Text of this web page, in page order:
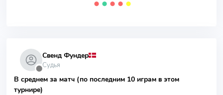
⬤ ⬤ ⬤ ⬤ ⬤
⬤
Свенд Фундер
Судья
В среднем за матч (по последним 10 играм в этом
турнире)